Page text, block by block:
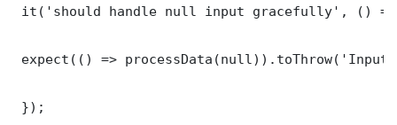
it('should handle null input gracefully', ()
expect(() =>
});